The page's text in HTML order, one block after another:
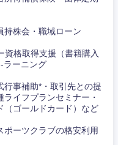
持株会・職域ローン
資格取得支援（書籍購入
ラーニング
事補助*・取引先との提
イフプランセミナー・
（ゴールドカード）など
ーツクラブの格安利用